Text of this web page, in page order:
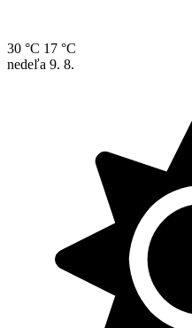
30 °C 17 °C
nedeľa 9. 8.